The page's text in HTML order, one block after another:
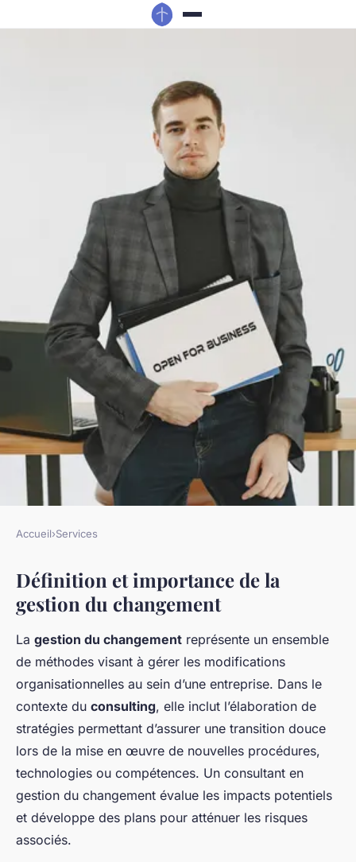
La gestion du changement en
consultation d'entreprise
Emma•4 novembre 2024•6 min de lecture
Accueil›Services
Définition et importance de la
gestion du changement
La gestion du changement représente un ensemble
de méthodes visant à gérer les modifications
organisationnelles au sein d’une entreprise. Dans le
contexte du consulting, elle inclut l’élaboration de
stratégies permettant d’assurer une transition douce
lors de la mise en œuvre de nouvelles procédures,
technologies ou compétences. Un consultant en
gestion du changement évalue les impacts potentiels
et développe des plans pour atténuer les risques
associés.